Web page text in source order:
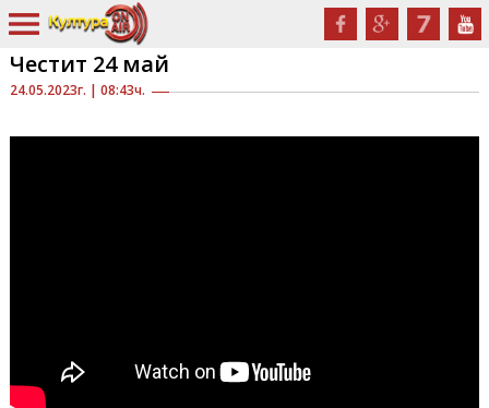
24.05.2023г. | 08:43ч.
Честит 24 май